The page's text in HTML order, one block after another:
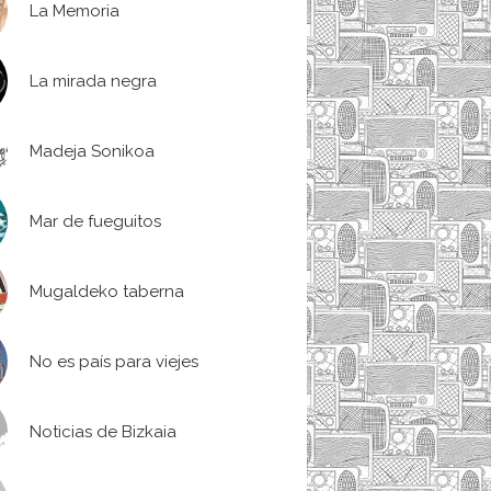
La Memoria
La mirada negra
Madeja Sonikoa
Mar de fueguitos
Mugaldeko taberna
No es país para viejes
Noticias de Bizkaia